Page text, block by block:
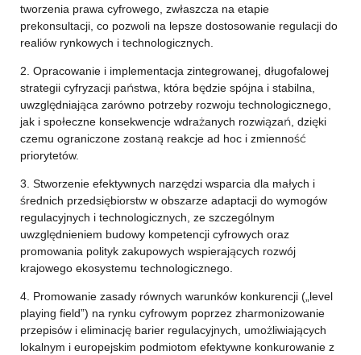
tworzenia prawa cyfrowego, zwłaszcza na etapie
prekonsultacji, co pozwoli na lepsze dostosowanie regulacji do
realiów rynkowych i technologicznych.
2. Opracowanie i implementacja zintegrowanej, długofalowej
strategii cyfryzacji państwa, która będzie spójna i stabilna,
uwzględniająca zarówno potrzeby rozwoju technologicznego,
jak i społeczne konsekwencje wdrażanych rozwiązań, dzięki
czemu ograniczone zostaną reakcje ad hoc i zmienność
priorytetów.
3. Stworzenie efektywnych narzędzi wsparcia dla małych i
średnich przedsiębiorstw w obszarze adaptacji do wymogów
regulacyjnych i technologicznych, ze szczególnym
uwzględnieniem budowy kompetencji cyfrowych oraz
promowania polityk zakupowych wspierających rozwój
krajowego ekosystemu technologicznego.
4. Promowanie zasady równych warunków konkurencji („level
playing field”) na rynku cyfrowym poprzez zharmonizowanie
przepisów i eliminację barier regulacyjnych, umożliwiających
lokalnym i europejskim podmiotom efektywne konkurowanie z